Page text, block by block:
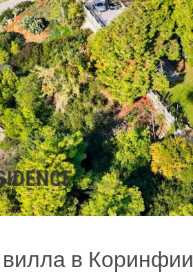
в Коринфии